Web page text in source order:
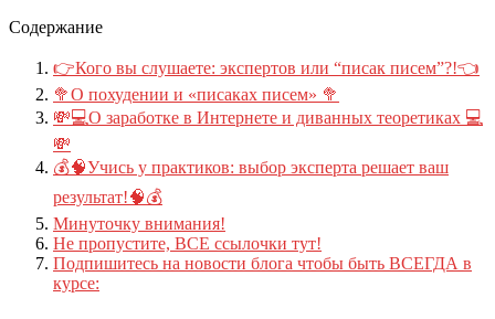
Содержание
👉Кого вы слушаете: экспертов или “писак писем”?!👈
🥦О похудении и «писаках писем» 🥦
💸💻О заработке в Интернете и диванных теоретиках 💻
💸
💰🧠Учись у практиков: выбор эксперта решает ваш
результат!🧠💰
Минуточку внимания!
Не пропустите, ВСЕ ссылочки тут!
Подпишитесь на новости блога чтобы быть ВСЕГДА в
курсе: